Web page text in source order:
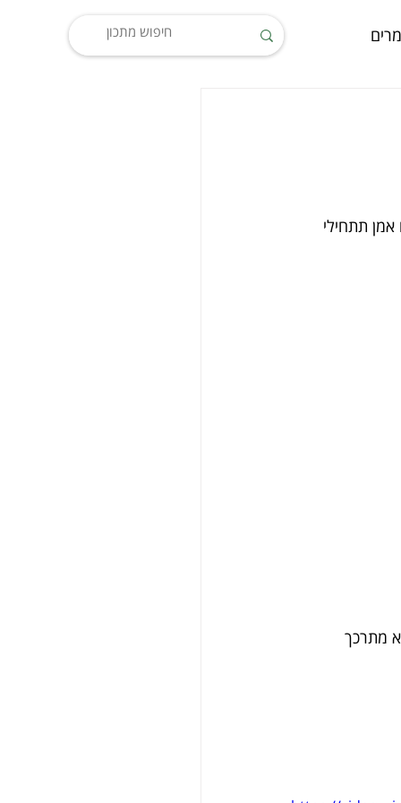
אמן תתחילי
מתרכך